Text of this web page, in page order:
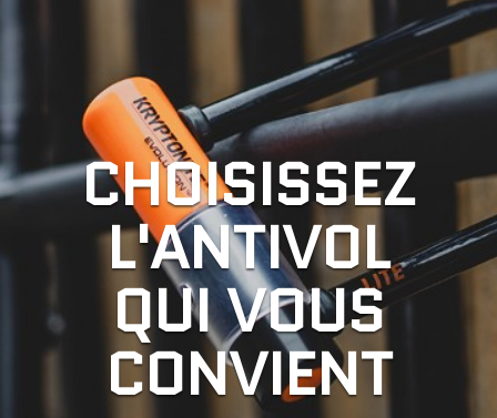
CHOISISSEZ
L'ANTIVOL
QUI VOUS
CONVIENT